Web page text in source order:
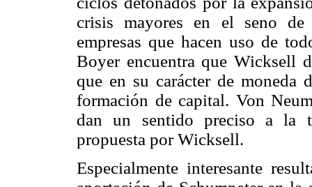
crisis mayores en el seno
empresas que hacen uso de
Boyer encuentra que Wicksell
que en su carácter de moneda
formación de capital. Von
dan un sentido preciso a la
propuesta por Wicksell.
Especialmente interesante